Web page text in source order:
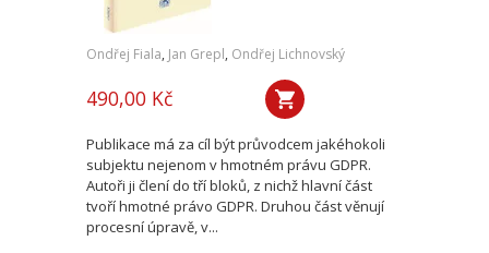
Ondřej Fiala, Jan Grepl, Ondřej Lichnovský
490,00 Kč
Publikace má za cíl být průvodcem jakéhokoli
subjektu nejenom v hmotném právu GDPR.
Autoři ji člení do tří bloků, z nichž hlavní část
tvoří hmotné právo GDPR. Druhou část věnují
procesní úpravě, v...